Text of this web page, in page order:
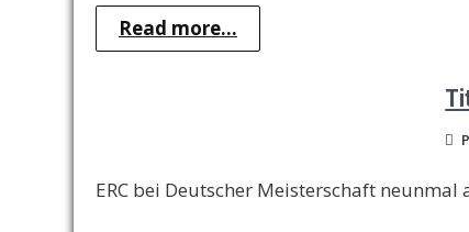
Read more...
ERC bei Deutscher Meisterschaft